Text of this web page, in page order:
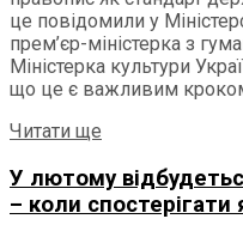
це повідомили у
прем’єр-міністерка з
Міністерка культури
що це є важливим
Читати ще
У лютому
– коли